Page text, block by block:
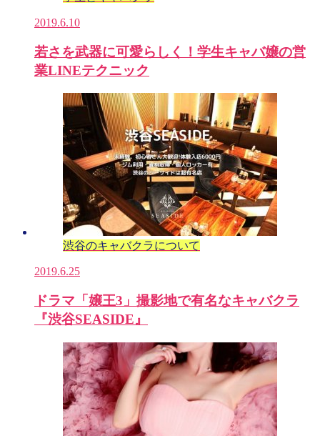
2019.6.10
若さを武器に可愛らしく！学生キャバ嬢の営
業LINEテクニック
渋谷のキャバクラについて
2019.6.25
ドラマ「嬢王3」撮影地で有名なキャバクラ
『渋谷SEASIDE』